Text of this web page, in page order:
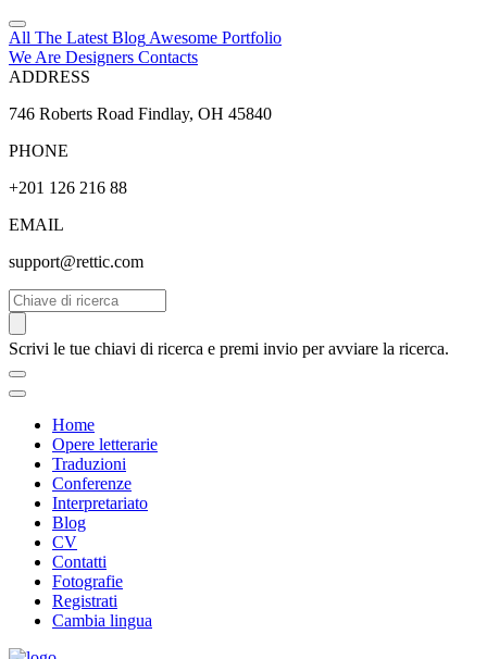
All The Latest Blog Awesome Portfolio
We Are Designers Contacts
ADDRESS
746 Roberts Road Findlay, OH 45840
PHONE
+201 126 216 88
EMAIL
support@rettic.com
Cerca
Scrivi le tue chiavi di ricerca e premi invio per avviare la ricerca.
Home
Opere letterarie
Traduzioni
Conferenze
Interpretariato
Blog
CV
Contatti
Fotografie
Registrati
Cambia lingua